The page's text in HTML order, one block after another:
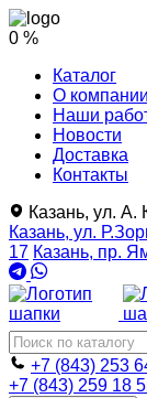
0 %
Каталог
О компании
Наши
Новости
Доставка
Контакты
Казань, ул. А.
Казань, ул.
17 Казань, пр.
+7 (843) 253
+7 (843) 259 18